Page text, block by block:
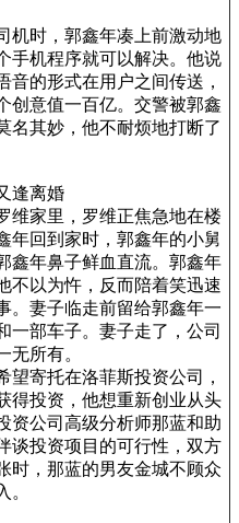
机时，郭鑫年凑上前激动地
手机程序就可以解决。他说
音的形式在用户之间传送，
创意值一百亿。交警被郭鑫
名其妙，他不耐烦地打断了
逢离婚
维家里，罗维正焦急地在楼
年回到家时，郭鑫年的小舅
鑫年鼻子鲜血直流。郭鑫年
不以为忤，反而陪着笑迅速
。妻子临走前留给郭鑫年一
一部车子。妻子走了，公司
无所有。
寄托在洛菲斯投资公司，
得投资，他想重新创业从头
资公司高级分析师那蓝和助
谈投资项目的可行性，双方
时，那蓝的男友金城不顾众
。